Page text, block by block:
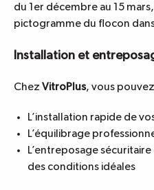
du 1er décembre au 15
pictogramme du flocon
Installation et
Chez VitroPlus, vous
L’installation rapide de
L’équilibrage
L’entreposage
des conditions idéales